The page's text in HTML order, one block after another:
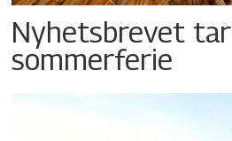
Nyhetsbrevet tar
sommerferie